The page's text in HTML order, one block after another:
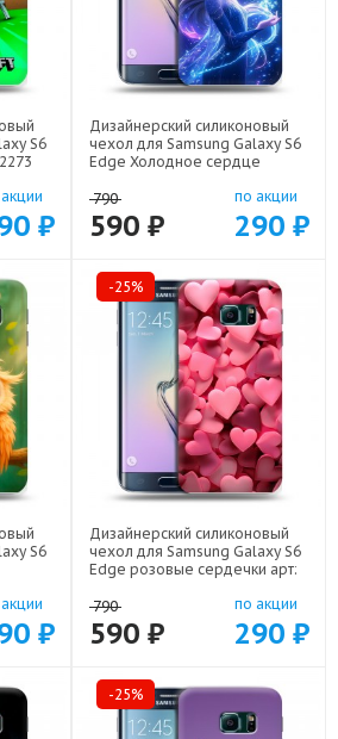
S6
₽
Дизайнерский силиконовый
чехол для Samsung Galaxy S6
Edge Холодное сердце
790
590 ₽
по акции
290 ₽
S6
₽
-25%
Дизайнерский силиконовый
чехол для Samsung Galaxy S6
Edge розовые сердечки арт:
790
590 ₽
по акции
290 ₽
-25%